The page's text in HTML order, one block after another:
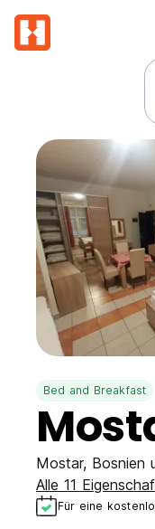
Bed and Breakfast
Mostar, Bosnien
Alle 11
Für eine